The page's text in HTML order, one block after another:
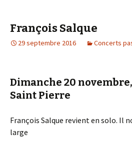
François Salque
29 septembre 2016 Concerts
Dimanche 20
Saint Pierre
François Salque revient en solo. Il
large